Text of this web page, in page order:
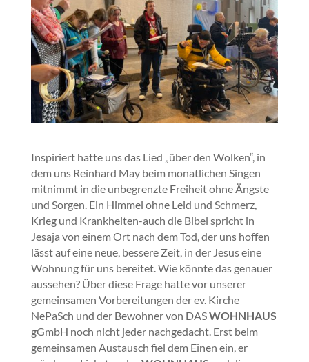
Inspiriert hatte uns das Lied „über den Wolken“, in
dem uns Reinhard May beim monatlichen Singen
mitnimmt in die unbegrenzte Freiheit ohne Ängste
und Sorgen. Ein Himmel ohne Leid und Schmerz,
Krieg und Krankheiten-auch die Bibel spricht in
Jesaja von einem Ort nach dem Tod, der uns hoffen
lässt auf eine neue, bessere Zeit, in der Jesus eine
Wohnung für uns bereitet. Wie könnte das genauer
aussehen? Über diese Frage hatte vor unserer
gemeinsamen Vorbereitungen der ev. Kirche
NePaSch und der Bewohner von DASWOHNHAUS
gGmbH noch nicht jeder nachgedacht. Erst beim
gemeinsamen Austausch fiel dem Einen ein, er